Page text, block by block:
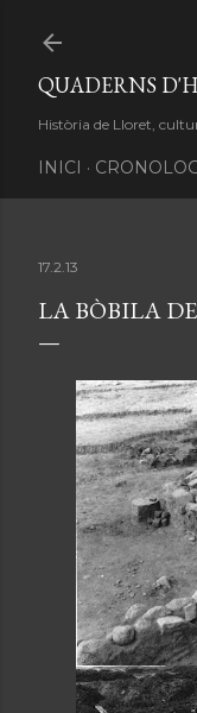
QUADERNS
Història de Lloret,
INICI
17.2.13
LA BÒBILA